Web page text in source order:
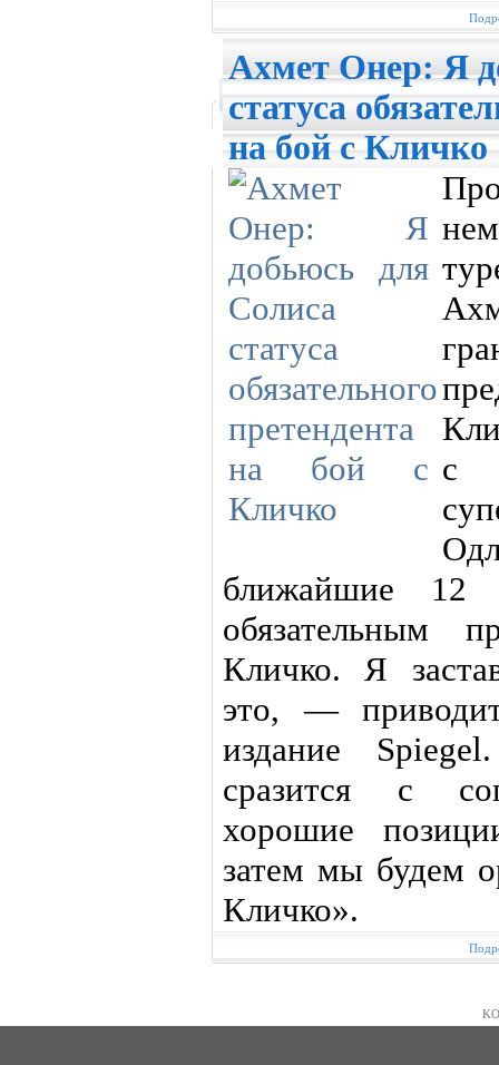
Ахмет Онер: Я
статуса
на бой с Кличко
с
ближайшие 12
обязательным
Кличко. Я
это, —
издание
сразится с
хорошие
затем мы будем
Кличко».